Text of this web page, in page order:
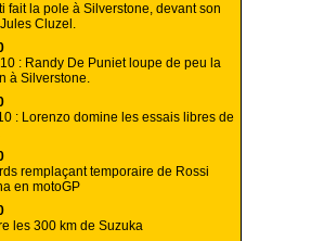
fait la pole à Silverstone, devant son
Cluzel.
: Randy De Puniet loupe de peu la
à Silverstone.
: Lorenzo domine les essais libres de
remplaçant temporaire de Rossi
en motoGP
les 300 km de Suzuka